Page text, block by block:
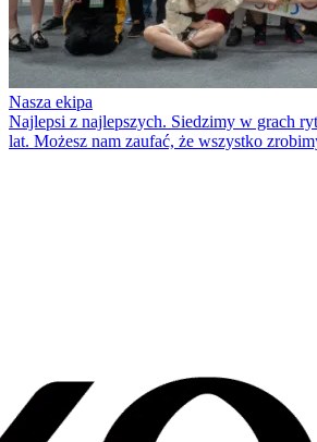
Nasza ekipa
Najlepsi z najlepszych. Siedzimy w grach
lat. Możesz nam zaufać, że wszystko